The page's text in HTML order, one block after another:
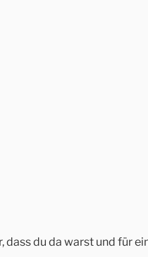
dass du da warst und für